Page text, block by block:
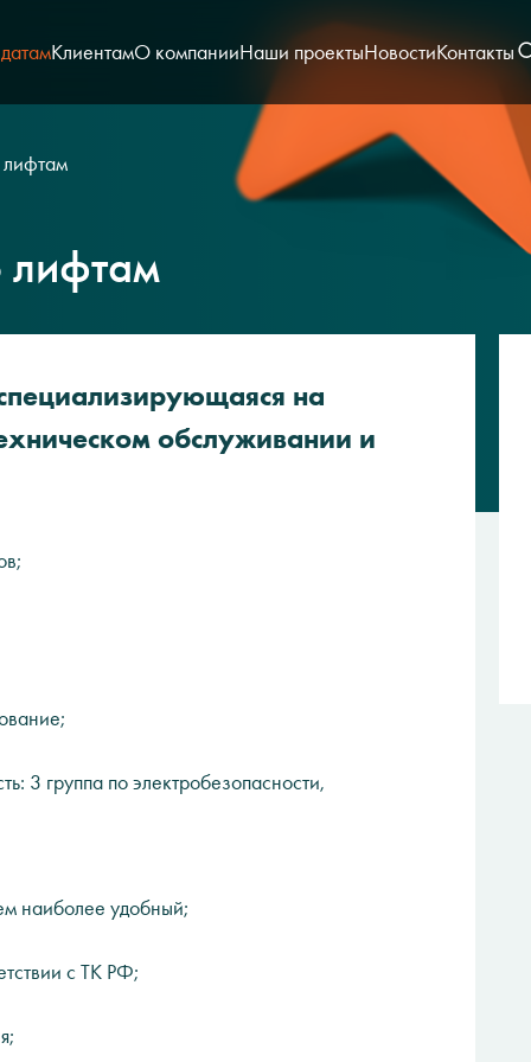
КлиентамО компанииНаши проектыНовостиКонтакты
лифтам
на
обслуживании и
3 группа по электробезопасности,
наиболее удобный;
с ТК РФ;